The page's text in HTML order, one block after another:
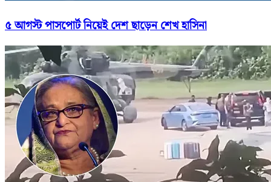
৫ আগস্ট পাসপোর্ট নিয়েই দেশ ছাড়েন শেখ হাসিনা